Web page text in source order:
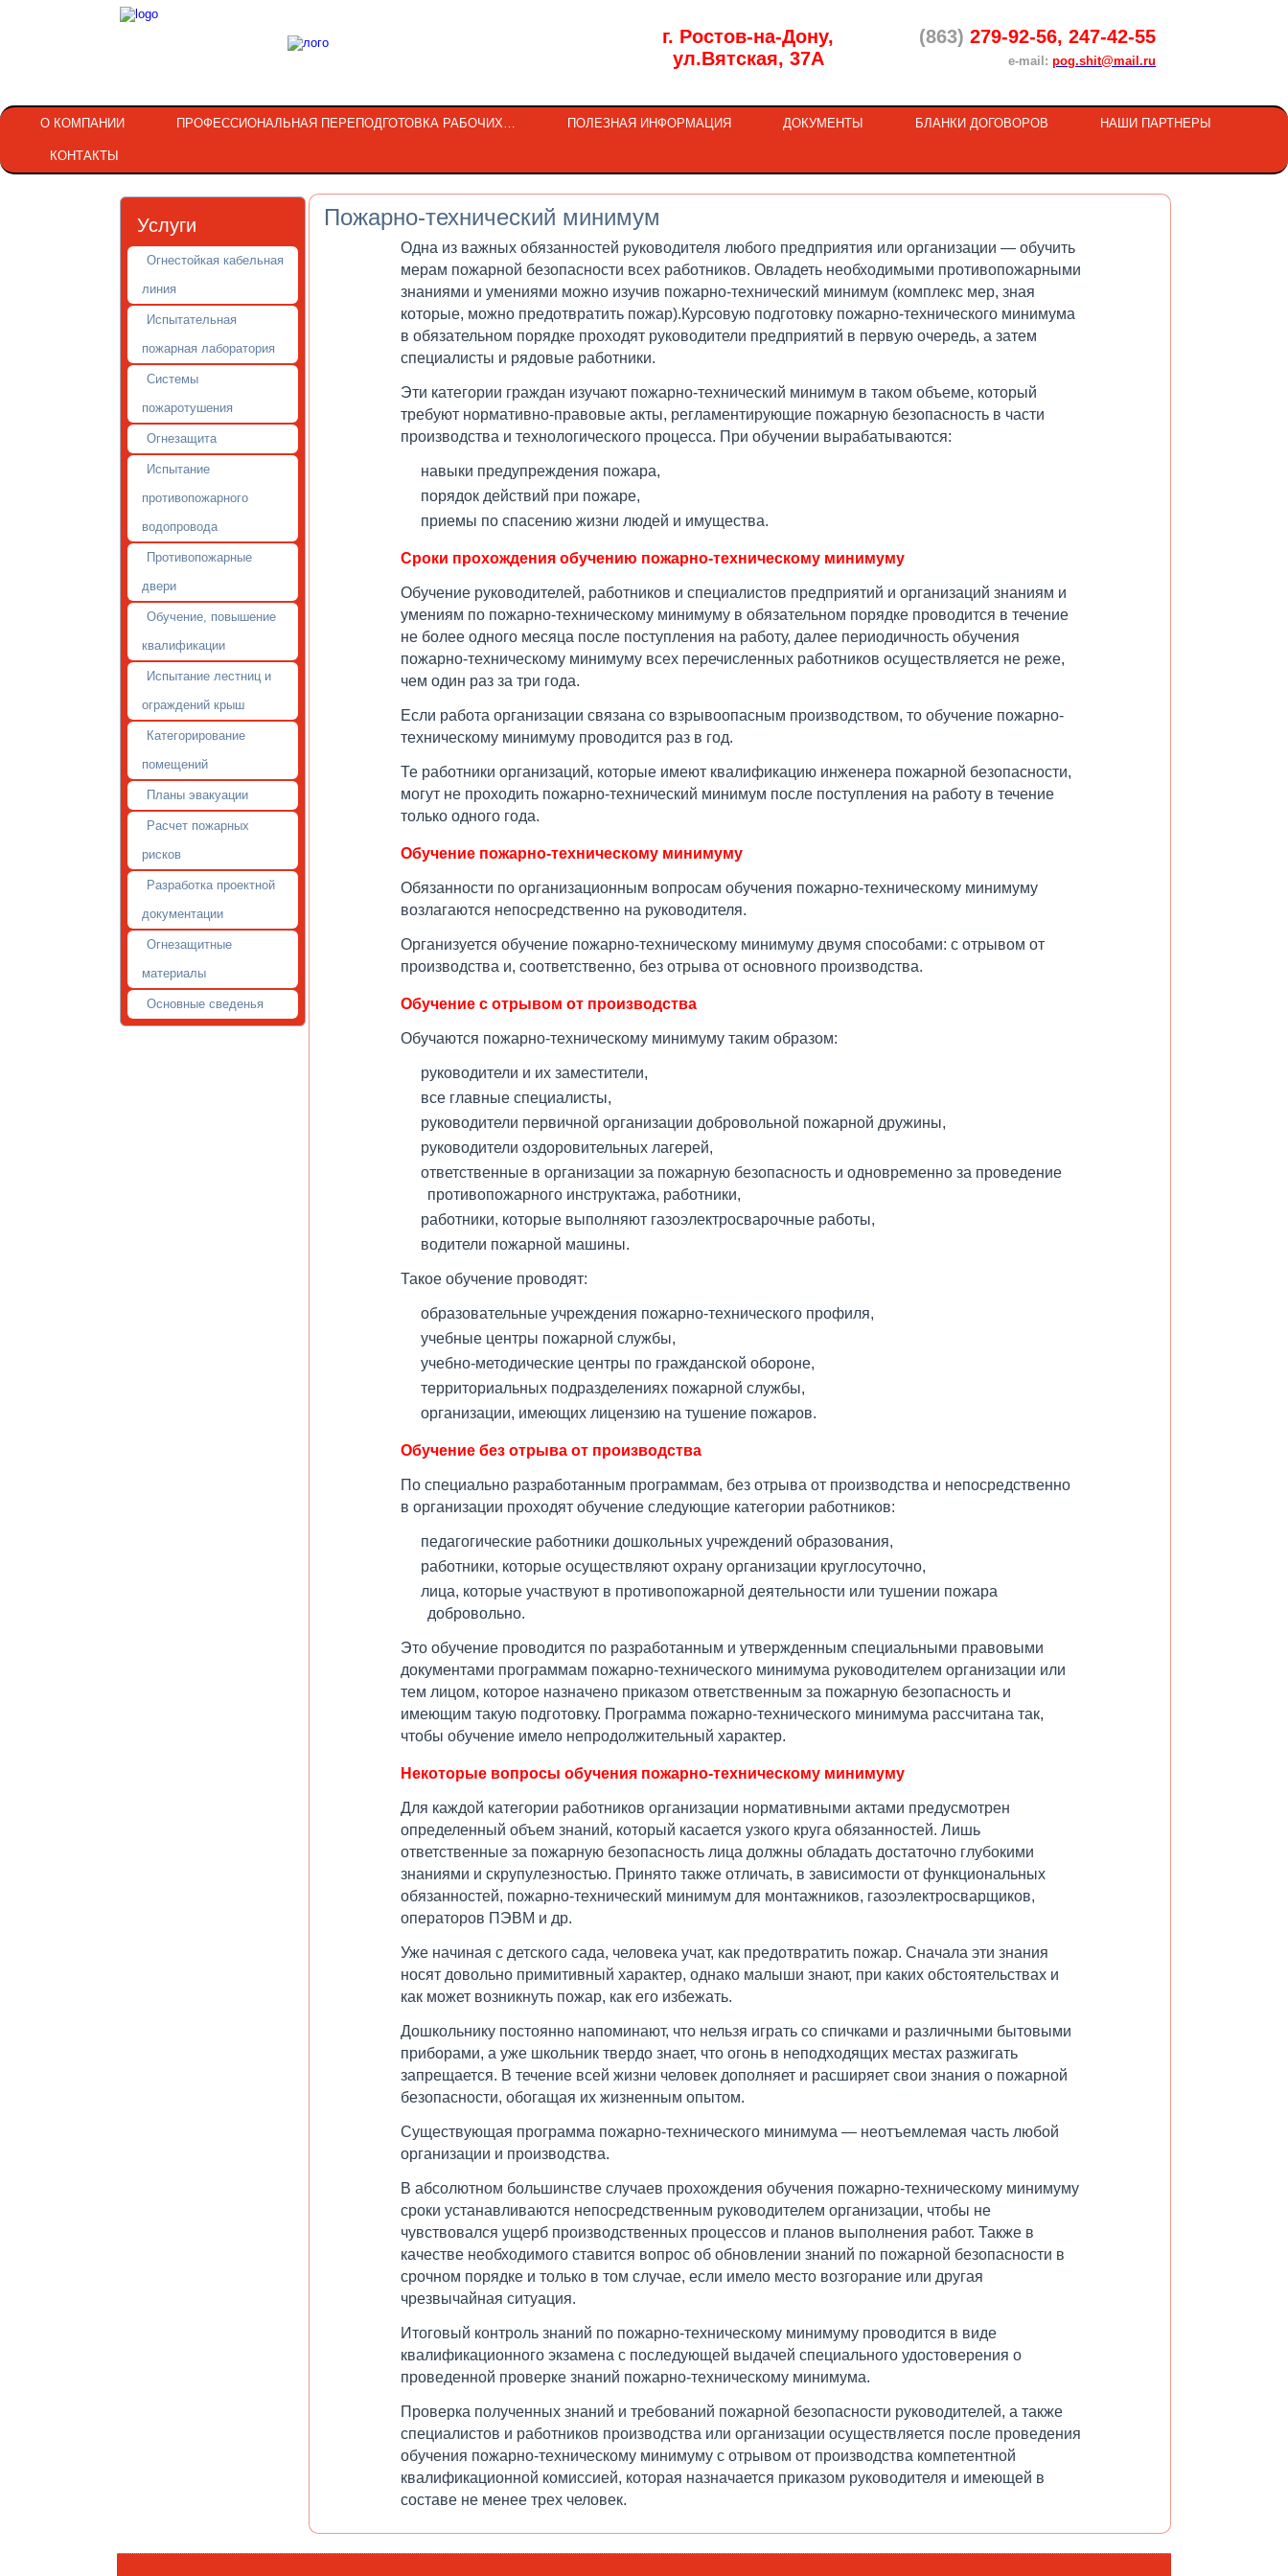
г. Ростов-на-Дону,
ул.Вятская, 37А
(863) 279-92-56, 247-42-55
e-mail: pog.shit@mail.ru
О КОМПАНИИ ПРОФЕССИОНАЛЬНАЯ ПЕРЕПОДГОТОВКА РАБОЧИХ… ПОЛЕЗНАЯ ИНФОРМАЦИЯ ДОКУМЕНТЫ БЛАНКИ ДОГОВОРОВ НАШИ ПАРТНЕРЫ
КОНТАКТЫ
Услуги
Огнестойкая кабельная
линия
Испытательная
пожарная лаборатория
Системы
пожаротушения
Огнезащита
Испытание
противопожарного
водопровода
Противопожарные
двери
Обучение, повышение
квалификации
Испытание лестниц и
ограждений крыш
Категорирование
помещений
Планы эвакуации
Расчет пожарных
рисков
Разработка проектной
документации
Огнезащитные
материалы
Основные сведенья
Пожарно-технический минимум
Одна из важных обязанностей руководителя любого предприятия или организации — обучить
мерам пожарной безопасности всех работников. Овладеть необходимыми противопожарными
знаниями и умениями можно изучив пожарно-технический минимум (комплекс мер, зная
которые, можно предотвратить пожар).Курсовую подготовку пожарно-технического минимума
в обязательном порядке проходят руководители предприятий в первую очередь, а затем
специалисты и рядовые работники.
Эти категории граждан изучают пожарно-технический минимум в таком объеме, который
требуют нормативно-правовые акты, регламентирующие пожарную безопасность в части
производства и технологического процесса. При обучении вырабатываются:
навыки предупреждения пожара,
порядок действий при пожаре,
приемы по спасению жизни людей и имущества.
Сроки прохождения обучению пожарно-техническому минимуму
Обучение руководителей, работников и специалистов предприятий и организаций знаниям и
умениям по пожарно-техническому минимуму в обязательном порядке проводится в течение
не более одного месяца после поступления на работу, далее периодичность обучения
пожарно-техническому минимуму всех перечисленных работников осуществляется не реже,
чем один раз за три года.
Если работа организации связана со взрывоопасным производством, то обучение пожарно-
техническому минимуму проводится раз в год.
Те работники организаций, которые имеют квалификацию инженера пожарной безопасности,
могут не проходить пожарно-технический минимум после поступления на работу в течение
только одного года.
Обучение пожарно-техническому минимуму
Обязанности по организационным вопросам обучения пожарно-техническому минимуму
возлагаются непосредственно на руководителя.
Организуется обучение пожарно-техническому минимуму двумя способами: с отрывом от
производства и, соответственно, без отрыва от основного производства.
Обучение с отрывом от производства
Обучаются пожарно-техническому минимуму таким образом:
руководители и их заместители,
все главные специалисты,
руководители первичной организации добровольной пожарной дружины,
руководители оздоровительных лагерей,
ответственные в организации за пожарную безопасность и одновременно за проведение
противопожарного инструктажа, работники,
работники, которые выполняют газоэлектросварочные работы,
водители пожарной машины.
Такое обучение проводят:
образовательные учреждения пожарно-технического профиля,
учебные центры пожарной службы,
учебно-методические центры по гражданской обороне,
территориальных подразделениях пожарной службы,
организации, имеющих лицензию на тушение пожаров.
Обучение без отрыва от производства
По специально разработанным программам, без отрыва от производства и непосредственно
в организации проходят обучение следующие категории работников:
педагогические работники дошкольных учреждений образования,
работники, которые осуществляют охрану организации круглосуточно,
лица, которые участвуют в противопожарной деятельности или тушении пожара
добровольно.
Это обучение проводится по разработанным и утвержденным специальными правовыми
документами программам пожарно-технического минимума руководителем организации или
тем лицом, которое назначено приказом ответственным за пожарную безопасность и
имеющим такую подготовку. Программа пожарно-технического минимума рассчитана так,
чтобы обучение имело непродолжительный характер.
Некоторые вопросы обучения пожарно-техническому минимуму
Для каждой категории работников организации нормативными актами предусмотрен
определенный объем знаний, который касается узкого круга обязанностей. Лишь
ответственные за пожарную безопасность лица должны обладать достаточно глубокими
знаниями и скрупулезностью. Принято также отличать, в зависимости от функциональных
обязанностей, пожарно-технический минимум для монтажников, газоэлектросварщиков,
операторов ПЭВМ и др.
Уже начиная с детского сада, человека учат, как предотвратить пожар. Сначала эти знания
носят довольно примитивный характер, однако малыши знают, при каких обстоятельствах и
как может возникнуть пожар, как его избежать.
Дошкольнику постоянно напоминают, что нельзя играть со спичками и различными бытовыми
приборами, а уже школьник твердо знает, что огонь в неподходящих местах разжигать
запрещается. В течение всей жизни человек дополняет и расширяет свои знания о пожарной
безопасности, обогащая их жизненным опытом.
Существующая программа пожарно-технического минимума — неотъемлемая часть любой
организации и производства.
В абсолютном большинстве случаев прохождения обучения пожарно-техническому минимуму
сроки устанавливаются непосредственным руководителем организации, чтобы не
чувствовался ущерб производственных процессов и планов выполнения работ. Также в
качестве необходимого ставится вопрос об обновлении знаний по пожарной безопасности в
срочном порядке и только в том случае, если имело место возгорание или другая
чрезвычайная ситуация.
Итоговый контроль знаний по пожарно-техническому минимуму проводится в виде
квалификационного экзамена с последующей выдачей специального удостоверения о
проведенной проверке знаний пожарно-техническому минимума.
Проверка полученных знаний и требований пожарной безопасности руководителей, а также
специалистов и работников производства или организации осуществляется после проведения
обучения пожарно-техническому минимуму с отрывом от производства компетентной
квалификационной комиссией, которая назначается приказом руководителя и имеющей в
составе не менее трех человек.